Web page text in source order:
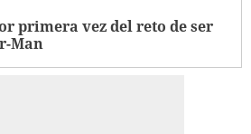
primera vez del reto de ser
Man